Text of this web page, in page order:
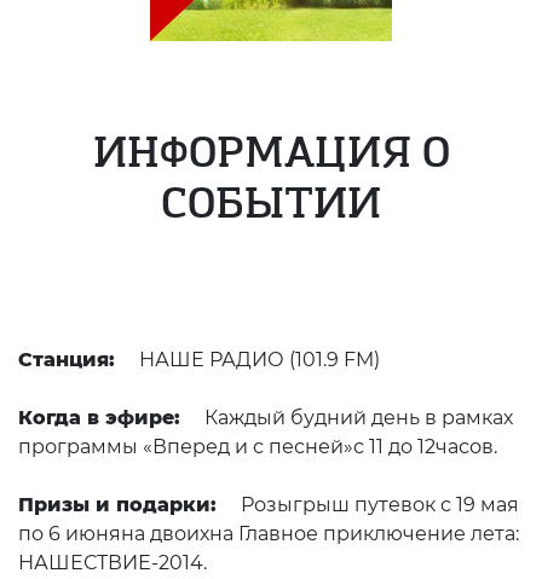
ИНФОРМАЦИЯ О
СОБЫТИИ
Станция: НАШЕ РАДИО (101.9 FM)
Когда в эфире:
Каждый будний день в рамках
программы «Вперед и с песней»с 11 до 12часов.
Призы и подарки:
Розыгрыш путевок с 19 мая
по 6 июняна двоихна Главное приключение лета:
НАШЕСТВИЕ-2014.